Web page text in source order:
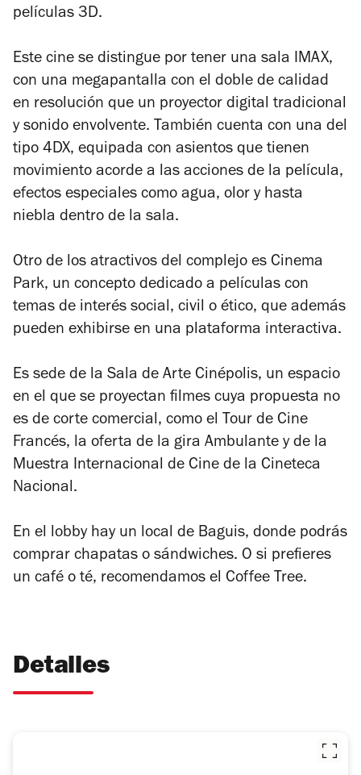
películas 3D.
Este cine se distingue por tener una sala IMAX,
con una megapantalla con el doble de calidad
en resolución que un proyector digital tradicional
y sonido envolvente. También cuenta con una del
tipo 4DX, equipada con asientos que tienen
movimiento acorde a las acciones de la película,
efectos especiales como agua, olor y hasta
niebla dentro de la sala.
Otro de los atractivos del complejo es Cinema
Park, un concepto dedicado a películas con
temas de interés social, civil o ético, que además
pueden exhibirse en una plataforma interactiva.
Es sede de la Sala de Arte Cinépolis, un espacio
en el que se proyectan filmes cuya propuesta no
es de corte comercial, como el Tour de Cine
Francés, la oferta de la gira Ambulante y de la
Muestra Internacional de Cine de la Cineteca
Nacional.
En el lobby hay un local de Baguis, donde podrás
comprar chapatas o sándwiches. O si prefieres
un café o té, recomendamos el Coffee Tree.
Detalles